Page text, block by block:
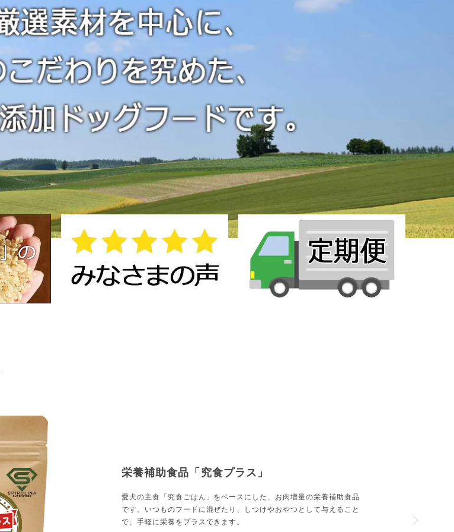
栄養補助食品「究食プラス」
愛犬の主食「究食ごはん」をベースにした、お肉増量の栄養補助食品
です。いつものフードに混ぜたり、しつけやおやつとして与えること
で、手軽に栄養をプラスできます。